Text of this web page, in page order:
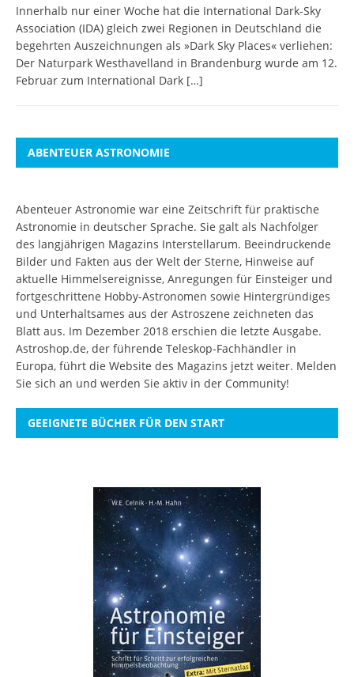
Innerhalb nur einer Woche hat die International Dark-Sky
Association (IDA) gleich zwei Regionen in Deutschland die
begehrten Auszeichnungen als »Dark Sky Places« verliehen:
Der Naturpark Westhavelland in Brandenburg wurde am 12.
Februar zum International Dark […]
ABENTEUER ASTRONOMIE
Abenteuer Astronomie war eine Zeitschrift für praktische
Astronomie in deutscher Sprache. Sie galt als Nachfolger
des langjährigen Magazins Interstellarum. Beeindruckende
Bilder und Fakten aus der Welt der Sterne, Hinweise auf
aktuelle Himmelsereignisse, Anregungen für Einsteiger und
fortgeschrittene Hobby-Astronomen sowie Hintergründiges
und Unterhaltsames aus der Astroszene zeichneten das
Blatt aus. Im Dezember 2018 erschien die letzte Ausgabe.
Astroshop.de, der führende Teleskop-Fachhändler in
Europa, führt die Website des Magazins jetzt weiter. Melden
Sie sich an und werden Sie aktiv in der Community!
GEEIGNETE BÜCHER FÜR DEN START